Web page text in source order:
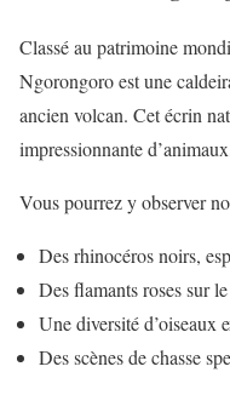
Classé au patrimoine
Ngorongoro est une
ancien volcan. Cet écrin
impressionnante
Vous pourrez y observer
Des rhinocéros noirs,
Des flamants roses sur
Une diversité d’oiseaux
Des scènes de chasse